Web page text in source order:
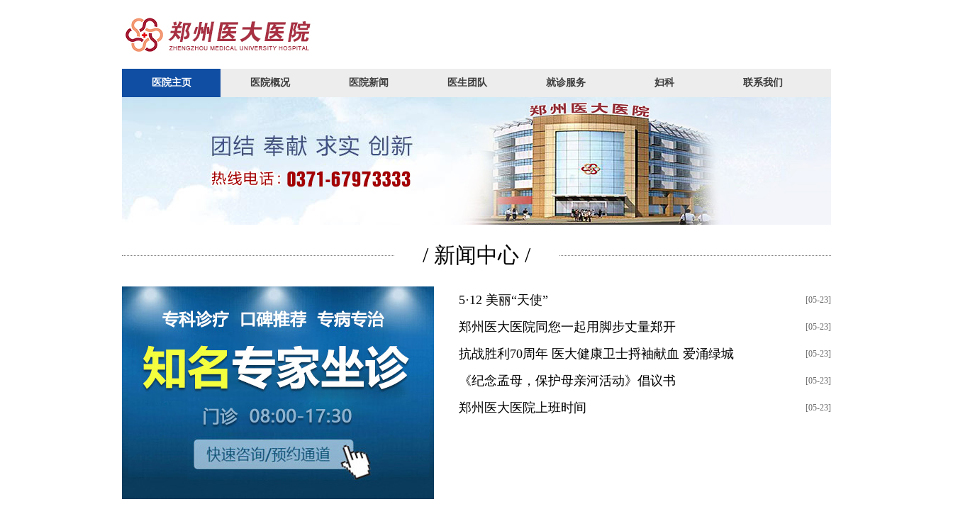
医院主页 医院概况 医院新闻 医生团队 就诊服务 妇科 联系我们
/ 新闻中心 /
[05-23]
5·12 美丽“天使”
[05-23]
郑州医大医院同您一起用脚步丈量郑开
[05-23]
抗战胜利70周年 医大健康卫士捋袖献血 爱涌绿城
[05-23]
《纪念孟母，保护母亲河活动》倡议书
[05-23]
郑州医大医院上班时间